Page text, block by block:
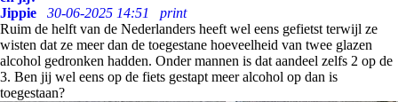
Jippie
30-06-2025 14:51
print
Ruim de helft van de Nederlanders heeft wel eens gefietst terwijl ze
wisten dat ze meer dan de toegestane hoeveelheid van twee glazen
alcohol gedronken hadden. Onder mannen is dat aandeel zelfs 2 op de
3. Ben jij wel eens op de fiets gestapt meer alcohol op dan is
toegestaan?